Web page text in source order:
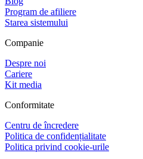
Program de afiliere
Starea sistemului
Companie
Despre noi
Cariere
Kit media
Conformitate
Centru de încredere
Politica de confidențialitate
Politica privind cookie-urile